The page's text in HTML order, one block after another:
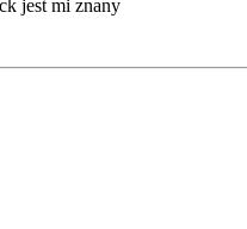
jest mi znany